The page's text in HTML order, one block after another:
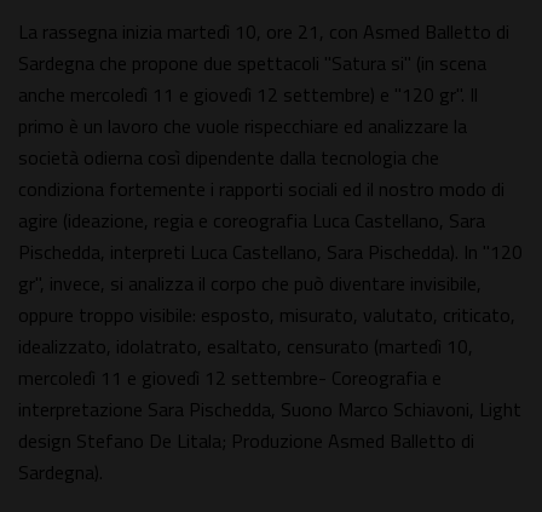
La rassegna inizia martedì 10, ore 21, con Asmed Balletto di
Sardegna che propone due spettacoli "Satura si" (in scena
anche mercoledì 11 e giovedì 12 settembre) e "120 gr". Il
primo è un lavoro che vuole rispecchiare ed analizzare la
società odierna così dipendente dalla tecnologia che
condiziona fortemente i rapporti sociali ed il nostro modo di
agire (ideazione, regia e coreografia Luca Castellano, Sara
Pischedda, interpreti Luca Castellano, Sara Pischedda). In "120
gr", invece, si analizza il corpo che può diventare invisibile,
oppure troppo visibile: esposto, misurato, valutato, criticato,
idealizzato, idolatrato, esaltato, censurato (martedì 10,
mercoledì 11 e giovedì 12 settembre- Coreografia e
interpretazione Sara Pischedda, Suono Marco Schiavoni, Light
design Stefano De Litala; Produzione Asmed Balletto di
Sardegna).